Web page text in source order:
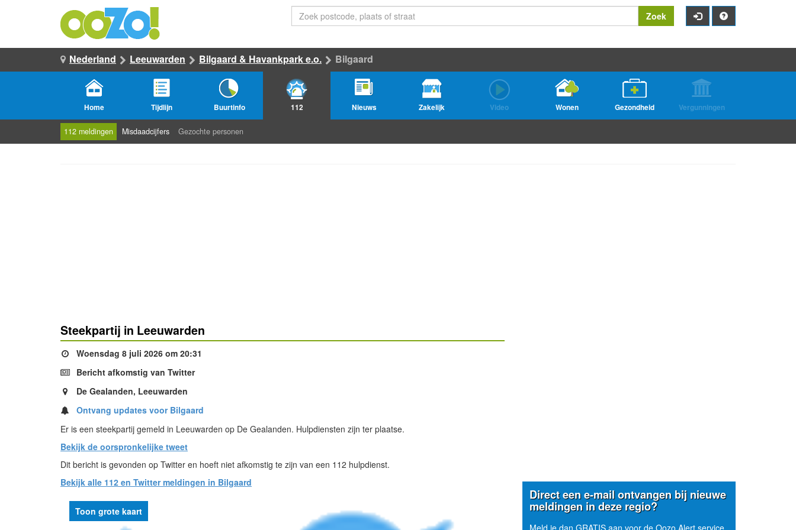
Zoek
Nederland Leeuwarden Bilgaard & Havankpark e.o. Bilgaard
Home Tijdlijn Buurtinfo 112 Nieuws Zakelijk Video Wonen Gezondheid Vergunningen
112 meldingen Misdaadcijfers Gezochte personen
Steekpartij in Leeuwarden
Woensdag 8 juli 2026 om 20:31
Bericht afkomstig van Twitter
De Gealanden, Leeuwarden
Ontvang updates voor Bilgaard
Er is een steekpartij gemeld in Leeuwarden op De Gealanden. Hulpdiensten zijn ter plaatse.
Bekijk de oorspronkelijke tweet
Dit bericht is gevonden op Twitter en hoeft niet afkomstig te zijn van een 112 hulpdienst.
Bekijk alle 112 en Twitter meldingen in Bilgaard
Toon grote kaart
Direct een e-mail ontvangen bij nieuwe
meldingen in deze regio?
Meld je dan GRATIS aan voor de Oozo Alert service